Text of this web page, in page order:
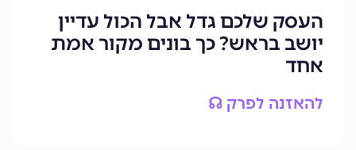
העסק שלכם גדל אבל הכול עדיין
יושב בראש? כך בונים מקור אמת
אחד
להאזנה לפרק ☊